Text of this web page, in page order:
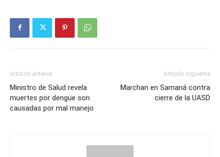
Artículo anterior
Ministro de Salud revela
muertes por dengue son
causadas por mal manejo
Artículo siguiente
Marchan en Samaná contra
cierre de la UASD